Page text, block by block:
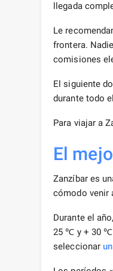
llegada
Le
frontera.
comisiones
El siguiente
durante todo
Para viajar a
El
Zanzíbar es
cómodo venir
Durante el
25 ℃ y + 30 ℃.
seleccionar